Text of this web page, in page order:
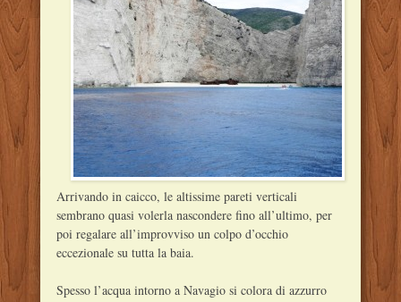
Arrivando in caicco, le altissime pareti verticali
sembrano quasi volerla nascondere fino all’ultimo, per
poi regalare all’improvviso un colpo d’occhio
eccezionale su tutta la baia.
Spesso l’acqua intorno a Navagio si colora di azzurro